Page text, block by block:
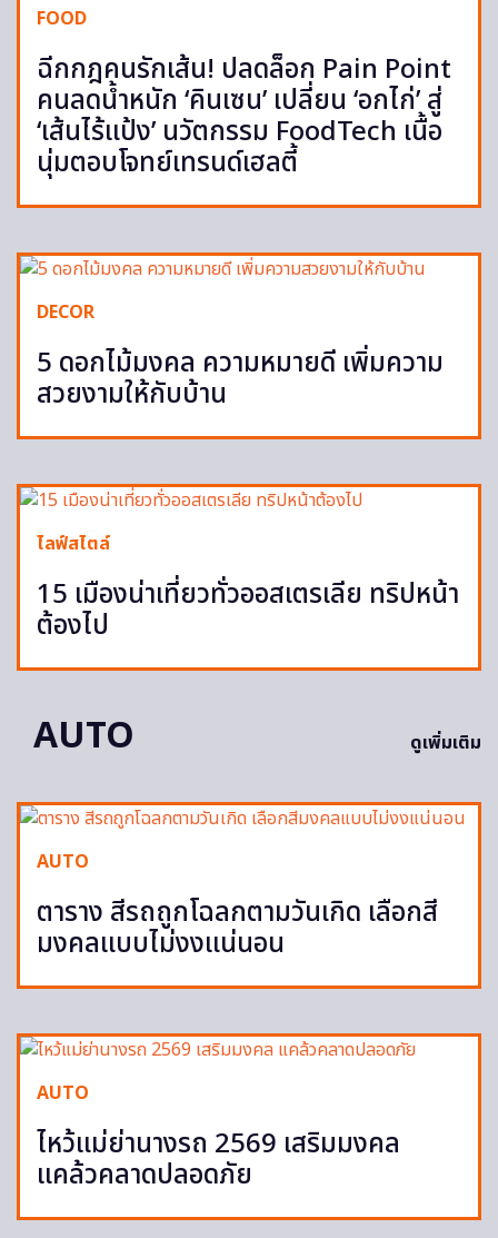
FOOD
ฉีกกฎคนรักเส้น! ปลดล็อก Pain Point
คนลดน้ำหนัก ‘คินเซน’ เปลี่ยน ‘อกไก่’ สู่
‘เส้นไร้แป้ง’ นวัตกรรม FoodTech เนื้อ
นุ่มตอบโจทย์เทรนด์เฮลตี้
DECOR
5 ดอกไม้มงคล ความหมายดี เพิ่มความ
สวยงามให้กับบ้าน
ไลฟ์สไตล์
15 เมืองน่าเที่ยวทั่วออสเตรเลีย ทริปหน้า
ต้องไป
AUTO ดูเพิ่มเติม
AUTO
ตาราง สีรถถูกโฉลกตามวันเกิด เลือกสี
มงคลแบบไม่งงแน่นอน
AUTO
ไหว้แม่ย่านางรถ 2569 เสริมมงคล
แคล้วคลาดปลอดภัย